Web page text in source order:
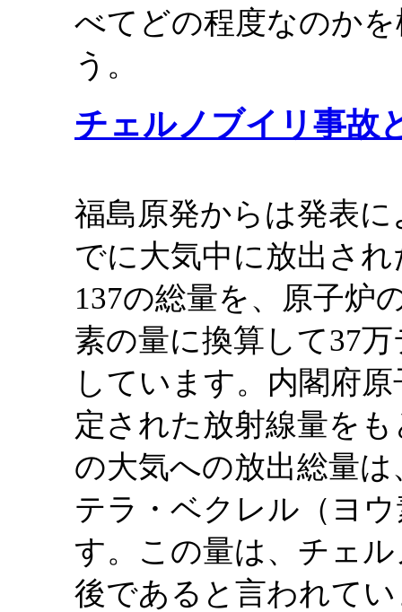
べてどの程度なのか
う。
チェルノブイリ事故
福島原発からは発表
でに大気中に放出さ
137の総量を、原子炉
素の量に換算して37
しています。内閣府
定された放射線量を
の大気への放出総量
テラ・ベクレル（ヨ
す。この量は、チェ
後であると言われて